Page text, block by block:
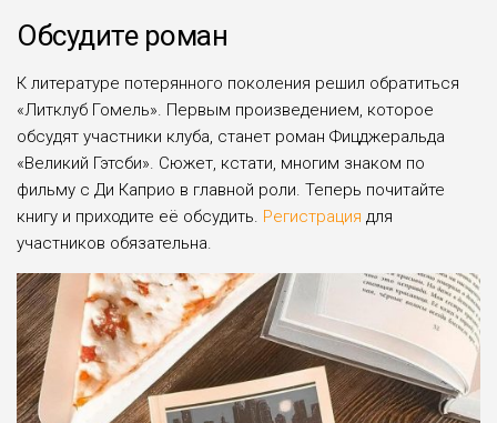
Обсудите роман
К литературе потерянного поколения решил обратиться
«Литклуб Гомель». Первым произведением, которое
обсудят участники клуба, станет роман Фицджеральда
«Великий Гэтсби». Сюжет, кстати, многим знаком по
фильму с Ди Каприо в главной роли. Теперь почитайте
книгу и приходите её обсудить. Регистрация для
участников обязательна.